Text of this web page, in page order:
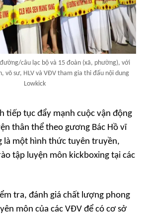
câu lạc bộ và 15 đoàn (xã, phường), với
võ sư, HLV và VĐV tham gia thi đấu nội dung
Lowkick
tiếp tục đẩy mạnh cuộc vận động
thân thể theo gương Bác Hồ vĩ
là một hình thức tuyên truyền,
tập luyện môn kickboxing tại các
tra, đánh giá chất lượng phong
môn của các VĐV để có cơ sở